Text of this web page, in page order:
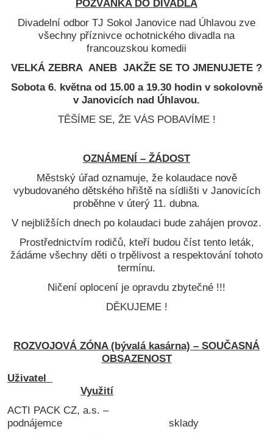
POZVÁNKA DO DIVADLA
Divadelní odbor TJ Sokol Janovice nad Úhlavou zve
všechny příznivce ochotnického divadla na
francouzskou komedii
VELKÁ ZEBRA ANEB JAKŽE SE TO JMENUJETE ?
Sobota 6. května od 15.00 a 19.30 hodin v sokolovně
v Janovicích nad Úhlavou.
TĚŠÍME SE, ŽE VÁS POBAVÍME !
OZNÁMENÍ – ŽÁDOST
Městský úřad oznamuje, že kolaudace nově
vybudovaného dětského hřiště na sídlišti v Janovicích
proběhne v úterý 11. dubna.
V nejbližších dnech po kolaudaci bude zahájen provoz.
Prostřednictvím rodičů, kteří budou číst tento leták,
žádáme všechny děti o trpělivost a respektování tohoto
termínu.
Ničení oplocení je opravdu zbytečné !!!
DĚKUJEME !
ROZVOJOVÁ ZÓNA (bývalá kasárna) – SOUČASNÁ
OBSAZENOST
Uživatel
Využití
ACTI PACK CZ, a.s. –
podnájemce sklady